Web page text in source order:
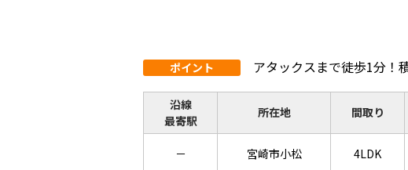
ポイント アタックスまで徒歩1分！
沿線
最寄駅
所在地 間取り
－ 宮崎市小松 4LDK